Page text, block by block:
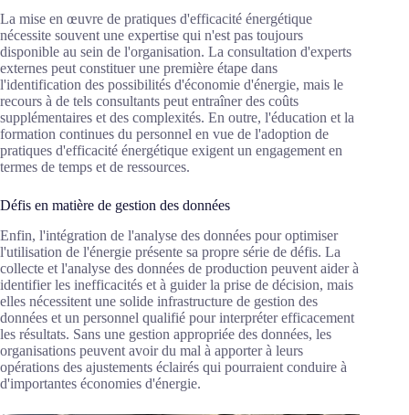
La mise en œuvre de pratiques d'efficacité énergétique
nécessite souvent une expertise qui n'est pas toujours
disponible au sein de l'organisation. La consultation d'experts
externes peut constituer une première étape dans
l'identification des possibilités d'économie d'énergie, mais le
recours à de tels consultants peut entraîner des coûts
supplémentaires et des complexités. En outre, l'éducation et la
formation continues du personnel en vue de l'adoption de
pratiques d'efficacité énergétique exigent un engagement en
termes de temps et de ressources.
Défis en matière de gestion des données
Enfin, l'intégration de l'analyse des données pour optimiser
l'utilisation de l'énergie présente sa propre série de défis. La
collecte et l'analyse des données de production peuvent aider à
identifier les inefficacités et à guider la prise de décision, mais
elles nécessitent une solide infrastructure de gestion des
données et un personnel qualifié pour interpréter efficacement
les résultats. Sans une gestion appropriée des données, les
organisations peuvent avoir du mal à apporter à leurs
opérations des ajustements éclairés qui pourraient conduire à
d'importantes économies d'énergie.